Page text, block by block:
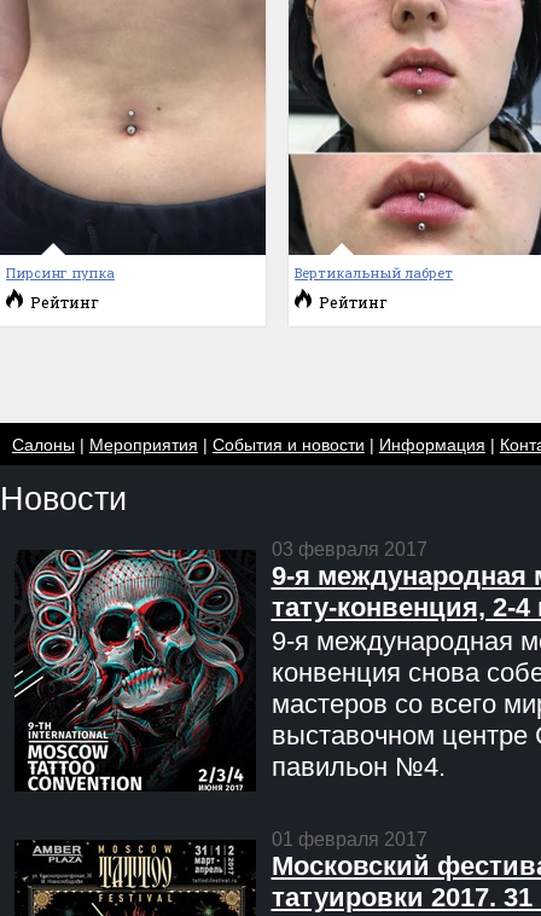
Пирсинг пупка
Рейтинг
Вертикальный лабрет
Рейтинг
Салоны| Мероприятия | События и новости | Информация |
Новости
03 февраля 2017
9-я международная
тату-конвенция, 2-
9-я международная
конвенция снова
мастеров со всего
выставочном центре
павильон №4.
01 февраля 2017
Московский
татуировки 2017. 31